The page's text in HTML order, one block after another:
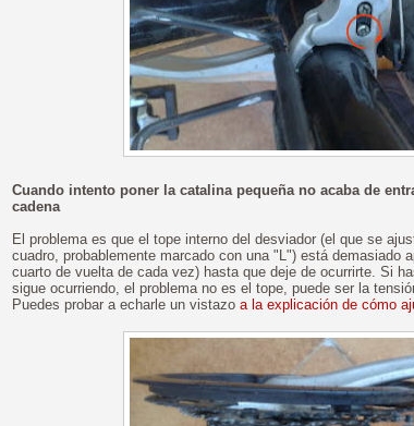
Cuando intento poner la catalina pequeña no acaba de
cadena
El problema es que el tope interno del desviador (el que se
cuadro, probablemente marcado con una "L") está demasiado
cuarto de vuelta de cada vez) hasta que deje de ocurrirte. Si
sigue ocurriendo, el problema no es el tope, puede ser la
Puedes probar a echarle un vistazo a la explicación de cómo